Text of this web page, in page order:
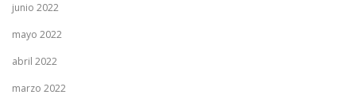
junio 2022
mayo 2022
abril 2022
marzo 2022